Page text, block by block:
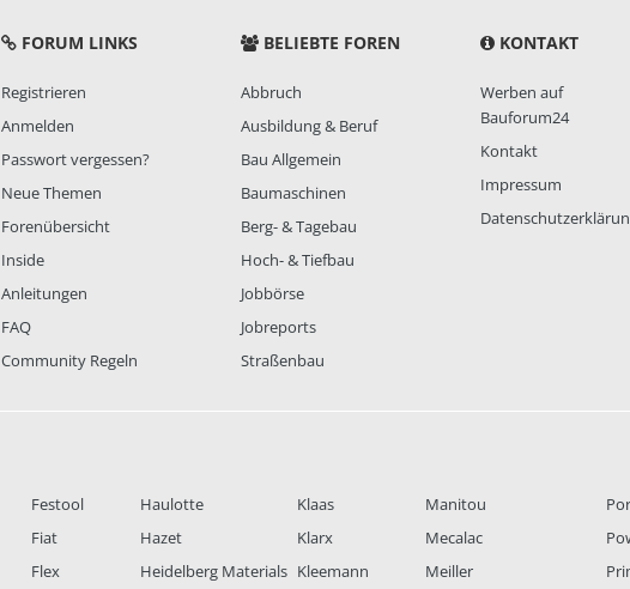
FORUM LINKS
Registrieren
Anmelden
Passwort vergessen?
Neue Themen
Forenübersicht
Inside
Anleitungen
FAQ
Community Regeln
BELIEBTE FOREN
Abbruch
Ausbildung & Beruf
Bau Allgemein
Baumaschinen
Berg- & Tagebau
Hoch- & Tiefbau
Jobbörse
Jobreports
Straßenbau
KONTAKT
Werben auf
Bauforum24
Kontakt
Impressum
Festool
Fiat
Flex
Haulotte
Hazet
Heidelberg Materials
Klaas
Klarx
Kleemann
Manitou
Mecalac
Meiller